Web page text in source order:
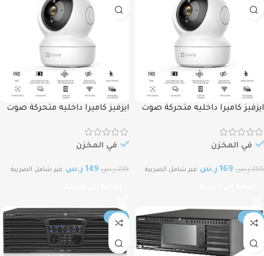
ايزفيز كاميرا داخليه متحركة صوت
Smart Home Wifi Camera, 4MP
2K+ Resolution, Night Vision
في المخزن
255 ر.س 169 ر.س غير شامل الضريبة
ايزفيز كاميرا داخليه متحركة صوت
Way Talk
في المخزن
235 ر.س 149 ر.س غير شامل الضريبة
-10%
-19%